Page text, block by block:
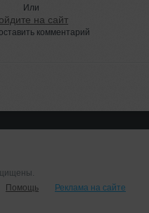
Или
на сайт
комментарий
Помощь
Реклама на сайте